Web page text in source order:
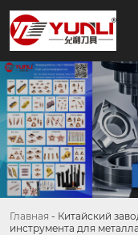
Главная - Китайский
инструмента для металла